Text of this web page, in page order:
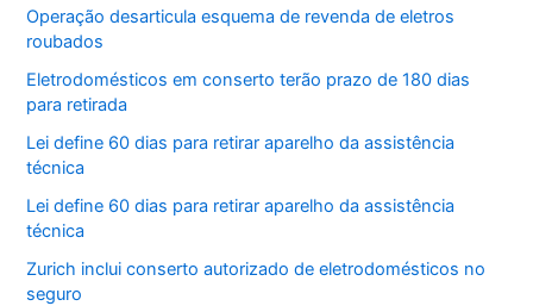
Operação desarticula esquema de revenda de eletros
roubados
Eletrodomésticos em conserto terão prazo de 180 dias
para retirada
Lei define 60 dias para retirar aparelho da assistência
técnica
Lei define 60 dias para retirar aparelho da assistência
técnica
Zurich inclui conserto autorizado de eletrodomésticos no
seguro